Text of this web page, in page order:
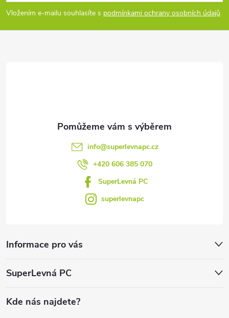
p
a
Vložením e-mailu souhlasíte s podmínkami ochrany osobních údajů
info@superlevnapc.cz
+420 606 385 070
SuperLevná PC
superlevnapc
Informace pro vás
SuperLevná PC
Kde nás najdete?